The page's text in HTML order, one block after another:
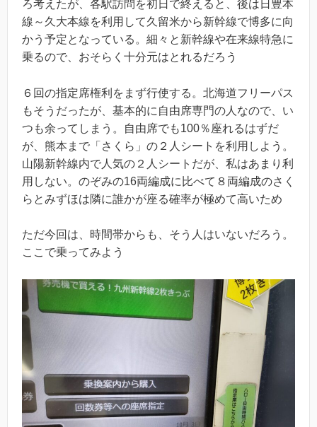
ろ考えたが、各駅訪問を初日で終えると、後は日豊本
線～久大本線を利用して久留米から新幹線で博多に向
かう予定となっている。細々と新幹線や在来線特急に
乗るので、おそらく十分元はとれるだろう
６回の指定席権利をまず行使する。北海道フリーパス
もそうだったが、基本的に自由席専門の人なので、い
つも余ってしまう。自由席でも100％座れるはずだ
が、熊本まで「さくら」の２人シートを利用しよう。
山陽新幹線内で人気の２人シートだが、私はあまり利
用しない。のぞみの16両編成に比べて８両編成のさく
らとみずほは隣に誰かが座る確率が極めて高いため
ただ今回は、時間帯からも、そう人はいないだろう。
ここで乗ってみよう